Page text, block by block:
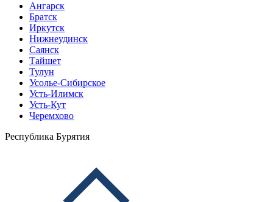
Ангарск
Братск
Иркутск
Нижнеудинск
Саянск
Тайшет
Тулун
Усолье-Сибирское
Усть-Илимск
Усть-Кут
Черемхово
Республика Бурятия